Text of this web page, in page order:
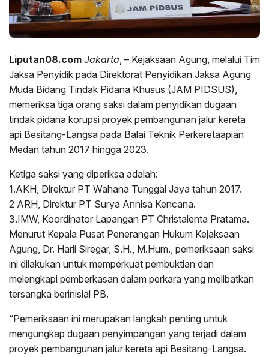
Liputan08.com Jakarta, – Kejaksaan Agung, melalui Tim
Jaksa Penyidik pada Direktorat Penyidikan Jaksa Agung
Muda Bidang Tindak Pidana Khusus (JAM PIDSUS),
memeriksa tiga orang saksi dalam penyidikan dugaan
tindak pidana korupsi proyek pembangunan jalur kereta
api Besitang-Langsa pada Balai Teknik Perkeretaapian
Medan tahun 2017 hingga 2023.
Ketiga saksi yang diperiksa adalah:
1.AKH, Direktur PT Wahana Tunggal Jaya tahun 2017.
2 ARH, Direktur PT Surya Annisa Kencana.
3.IMW, Koordinator Lapangan PT Christalenta Pratama.
Menurut Kepala Pusat Penerangan Hukum Kejaksaan
Agung, Dr. Harli Siregar, S.H., M.Hum., pemeriksaan saksi
ini dilakukan untuk memperkuat pembuktian dan
melengkapi pemberkasan dalam perkara yang melibatkan
tersangka berinisial PB.
“Pemeriksaan ini merupakan langkah penting untuk
mengungkap dugaan penyimpangan yang terjadi dalam
proyek pembangunan jalur kereta api Besitang-Langsa.